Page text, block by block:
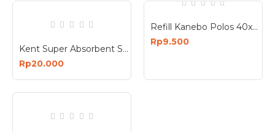
Kent Super Absorbent Synthetic Cloth Plas Chamois Kanebo Dengan Box Menarik
Rp20.000
Refill Kanebo Polos 40x30cm
Rp9.500